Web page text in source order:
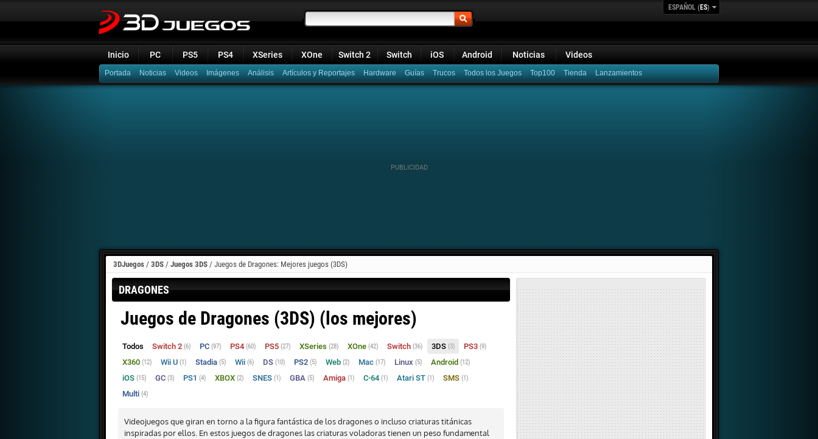
ESPAÑOL (ES)
Inicio PC PS5 PS4 XSeries XOne Switch 2 Switch iOS Android Noticias Videos
Portada Noticias Videos Imágenes Análisis Artículos y Reportajes Hardware Guías Trucos Todos los Juegos Top100 Lanzamientos
3DJuegos / 3DS / Juegos 3DS / Juegos de Dragones: Mejores juegos (3DS)
DRAGONES
Juegos de Dragones (3DS) (los mejores)
Todos Switch 2 (6) PC (97) PS4 (60) PS5 (27) XSeries (28) XOne (42) Switch (36) 3DS (3) PS3 (9)
X360 (12) Wii U (1) Stadia (5) Wii (6) DS (10) PS2 (5) Web (2) Mac (17) Linux (5) Android (12)
iOS (15) GC (3) PS1 (4) XBOX (2) SNES (1) GBA (5) Amiga (1) C-64 (1) Atari ST (1) SMS (1)
Multi (4)
Videojuegos que giran en torno a la figura fantástica de los dragones o incluso criaturas titánicas
inspiradas por ellos. En estos juegos de dragones las criaturas voladoras tienen un peso fundamental